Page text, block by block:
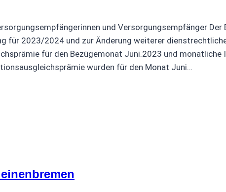
und Versorgungsempfänger Der
für 2023/2024 und zur Änderung weiterer
für den Bezügemonat Juni.2023 und
wurden für den Monat Juni…